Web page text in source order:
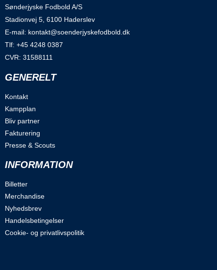
Sønderjyske Fodbold A/S
Stadionvej 5, 6100 Haderslev
E-mail: kontakt@soenderjyskefodbold.dk
Tlf: +45 4248 0387
CVR: 31588111
GENERELT
Kontakt
Kampplan
Bliv partner
Fakturering
Presse & Scouts
INFORMATION
Billetter
Merchandise
Nyhedsbrev
Handelsbetingelser
Cookie- og privatlivspolitik